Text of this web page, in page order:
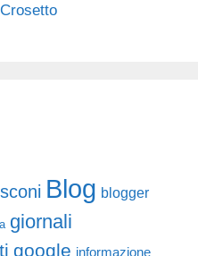
Blog blogger
giornali
google informazione